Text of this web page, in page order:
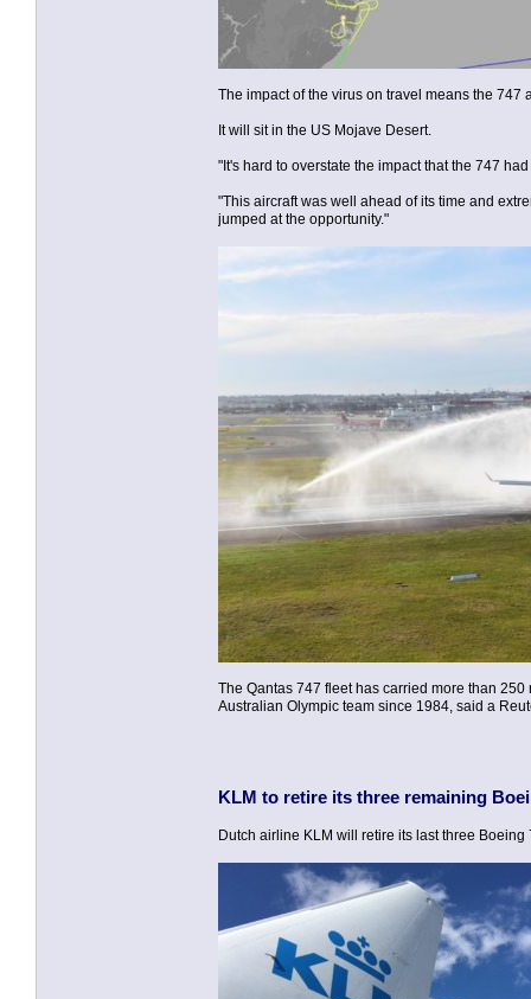
The impact of the virus on travel means the
It will sit in the US Mojave Desert.
"It's hard to overstate the impact that the 747
"This aircraft was well ahead of its time and
jumped at the opportunity."
The Qantas 747 fleet has carried more than
Australian Olympic team since 1984, said a
KLM to retire its three remaining
Dutch airline KLM will retire its last three